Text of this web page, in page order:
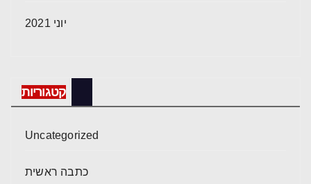
יוני 2021
קטגוריות
Uncategorized
כתבה ראשית